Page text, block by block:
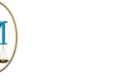
מנדלסון